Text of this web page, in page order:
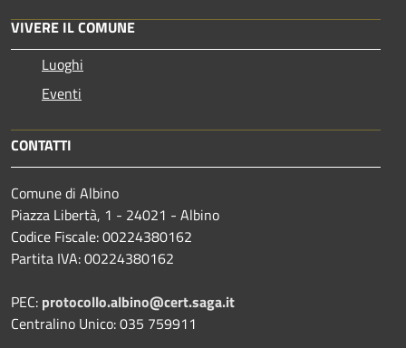
VIVERE IL COMUNE
Luoghi
Eventi
CONTATTI
Comune di Albino
Piazza Libertà, 1 - 24021 - Albino
Codice Fiscale: 00224380162
Partita IVA: 00224380162
PEC: protocollo.albino@cert.saga.it
Centralino Unico: 035 759911